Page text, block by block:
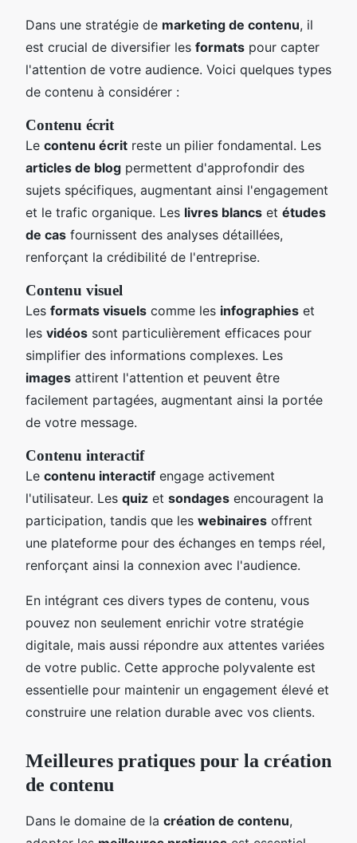
Dans une stratégie de marketing de contenu, il
est crucial de diversifier les formats pour capter
l'attention de votre audience. Voici quelques types
de contenu à considérer :
Contenu écrit
Le contenu écrit reste un pilier fondamental. Les
articles de blog permettent d'approfondir des
sujets spécifiques, augmentant ainsi l'engagement
et le trafic organique. Les livres blancs et études
de cas fournissent des analyses détaillées,
renforçant la crédibilité de l'entreprise.
Contenu visuel
Les formats visuels comme les infographies et
les vidéos sont particulièrement efficaces pour
simplifier des informations complexes. Les
images attirent l'attention et peuvent être
facilement partagées, augmentant ainsi la portée
de votre message.
Contenu interactif
Le contenu interactif engage activement
l'utilisateur. Les quiz et sondages encouragent la
participation, tandis que les webinaires offrent
une plateforme pour des échanges en temps réel,
renforçant ainsi la connexion avec l'audience.
En intégrant ces divers types de contenu, vous
pouvez non seulement enrichir votre stratégie
digitale, mais aussi répondre aux attentes variées
de votre public. Cette approche polyvalente est
essentielle pour maintenir un engagement élevé et
construire une relation durable avec vos clients.
Meilleures pratiques pour la création
de contenu
Dans le domaine de la création de contenu,